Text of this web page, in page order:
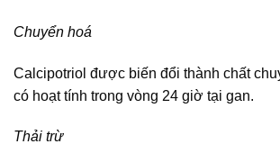
Chuyển hoá
Calcipotriol được biến đổi thành chất
có hoạt tính trong vòng 24 giờ tại gan.
Thải trừ